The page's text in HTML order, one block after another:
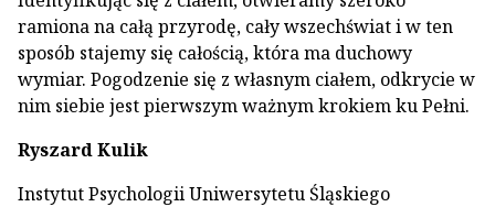
ramiona na całą przyrodę, cały wszechświat i w ten
sposób stajemy się całością, która ma duchowy
wymiar. Pogodzenie się z własnym ciałem, odkrycie w
nim siebie jest pierwszym ważnym krokiem ku Pełni.
Ryszard Kulik
Instytut Psychologii Uniwersytetu Śląskiego